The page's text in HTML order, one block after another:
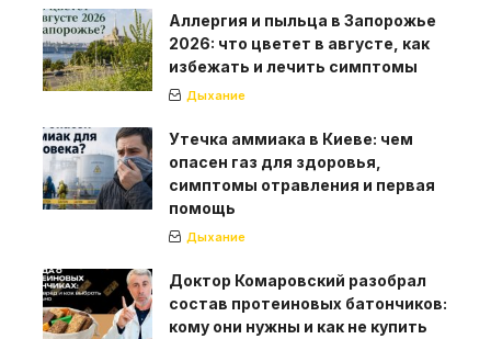
Аллергия и пыльца в Запорожье
2026: что цветет в августе, как
избежать и лечить симптомы
Дыхание
Утечка аммиака в Киеве: чем
опасен газ для здоровья,
симптомы отравления и первая
помощь
Дыхание
Доктор Комаровский разобрал
состав протеиновых батончиков:
кому они нужны и как не купить